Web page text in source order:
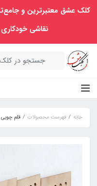
کلک عشق معتبرترین و
نقاشی خودکاری
خانه فهرست محصولات قلم چوبی